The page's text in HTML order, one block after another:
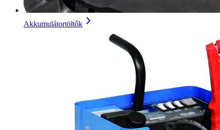
Akkumulátortöltők